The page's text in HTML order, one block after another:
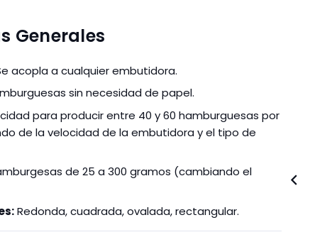
Generales
acopla a cualquier embutidora.
sin necesidad de papel.
para producir entre 40 y 60 hamburguesas por
de la velocidad de la embutidora y el tipo de
de 25 a 300 gramos (cambiando el
Redonda, cuadrada, ovalada, rectangular.